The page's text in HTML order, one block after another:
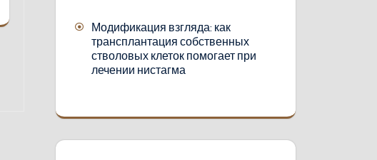
Модификация взгляда: как
трансплантация собственных
стволовых клеток помогает при
лечении нистагма